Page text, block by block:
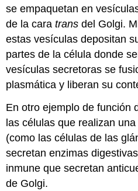
se empaquetan en
de la caratrans del Golgi.
estas vesículas depositan
partes de la célula donde
vesículas secretoras se
plasmática y liberan su
En otro ejemplo de función
las células que realizan
(como las células de las
secretan enzimas
inmune que secretan
de Golgi.